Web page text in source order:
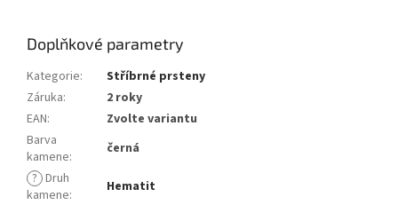
Doplňkové parametry
Kategorie:
Stříbrné prsteny
Záruka:
2 roky
EAN:
Zvolte variantu
Barva
kamene:
černá
? Druh
kamene: Hematit